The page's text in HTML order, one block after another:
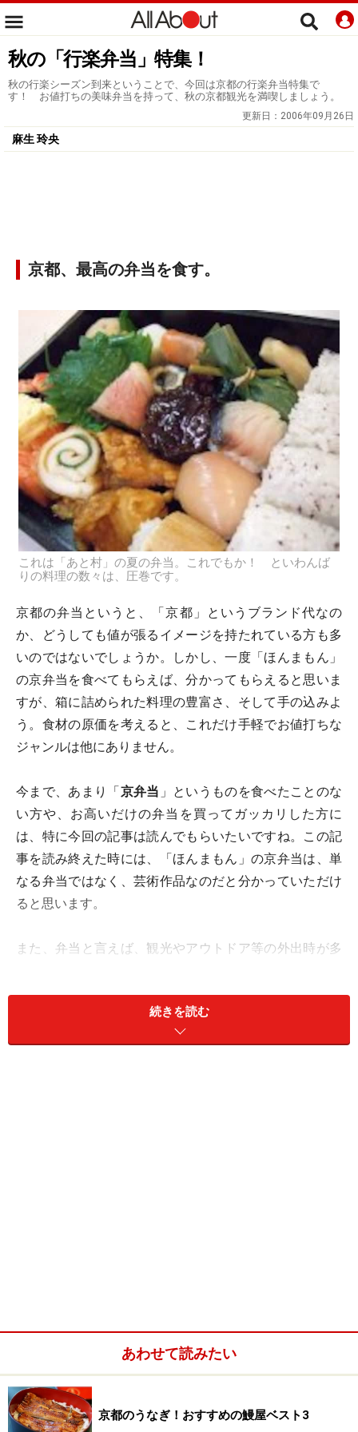
秋の「行楽弁当」特集！
秋の行楽シーズン到来ということで、今回は京都の行楽弁当特集で
す！ お値打ちの美味弁当を持って、秋の京都観光を満喫しましょう。
更新日： 2006年09月26日
麻生 玲央
京都、最高の弁当を食す。
これは「あと村」の夏の弁当。これでもか！ といわんば
りの料理の数々は、圧巻です。
京都の弁当というと、「京都」というブランド代なの
か、どうしても値が張るイメージを持たれている方も多
いのではないでしょうか。しかし、一度「ほんまもん」
の京弁当を食べてもらえば、分かってもらえると思いま
すが、箱に詰められた料理の豊富さ、そして手の込みよ
う。食材の原価を考えると、これだけ手軽でお値打ちな
ジャンルは他にありません。
今まで、あまり「京弁当 」というものを食べたことのな
い方や、お高いだけの弁当を買ってガッカリした方に
は、特に今回の記事は読んでもらいたいですね。この記
事を読み終えた時には、「ほんまもん」の京弁当は、単
なる弁当ではなく、芸術作品なのだと分かっていただけ
ると思います。
また、弁当と言えば、観光やアウトドア等の外出時が多
んどくさい時は、決まって弁当を頼みます。外で食べる
はずの弁当を、敢えて家で食べる。こういう愉しみ方
は、地元京都人ならではなのです。特に弁当好きな私
の３店。麻生的には、この３店が、京都の三大弁当だと
確信しています。
この３店の弁当は、美味しいだけではなく、コストパフ
続きを読む
あわせて読みたい
京都のうなぎ！おすすめの鰻屋ベスト3